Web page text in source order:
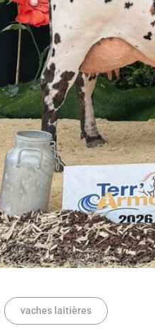
vaches laitières